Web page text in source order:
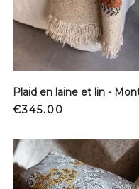
Price
€345.00